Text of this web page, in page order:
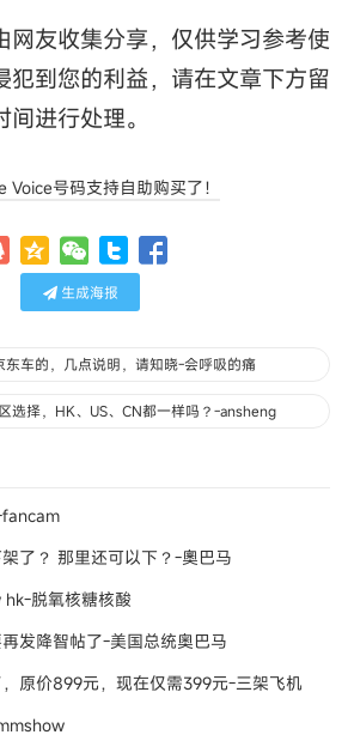
网友收集分享，仅供学习参考使
犯到您的利益，请在文章下方留
进行处理。
Voice号码支持自助购买了！
生成海报
东车的，几点说明，请知晓-会呼吸的痛
选择，HK、US、CN都一样吗？-ansheng
了？ 那里还可以下？-奧巴马
脱氧核糖核酸
发降智帖了-美国总统奥巴马
原价899元，现在仅需399元-三架飞机